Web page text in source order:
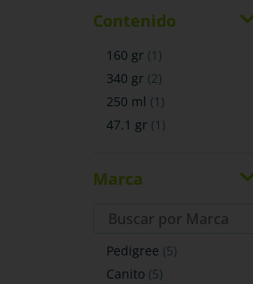
Contenido
160 gr (1 )
340 gr (2)
250 ml (1 )
47.1 gr (1 )
Marca
pedigree (5)
canito (5)